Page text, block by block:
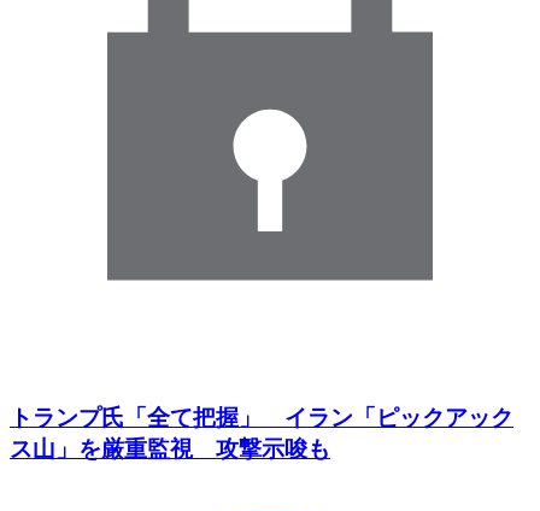
トランプ氏「全て把握」 イラン「ピックアック
ス山」を厳重監視 攻撃示唆も